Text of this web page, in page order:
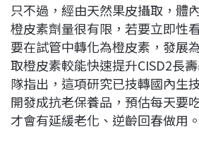
只不過，經由天然果皮攝取，體
橙皮素劑量很有限，若要立即性
要在試管中轉化為橙皮素，發展
取橙皮素較能快速提升CISD2長
隊指出，這項研究已技轉國內生
開發成抗老保養品，預估每天要
才會有延緩老化、逆齡回春做用。